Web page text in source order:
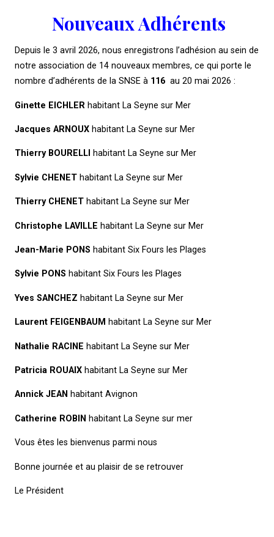
Nouveaux Adhérents
Depuis le 3 avril 2026, nous enregistrons l’adhésion au sein de
notre association de 14 nouveaux membres, ce qui porte le
nombre d’adhérents de la SNSE à 116 au 20 mai 2026 :
Ginette EICHLER habitant La Seyne sur Mer
Jacques ARNOUX habitant La Seyne sur Mer
Thierry BOURELLI habitant La Seyne sur Mer
Sylvie CHENET habitant La Seyne sur Mer
Thierry CHENET habitant La Seyne sur Mer
Christophe LAVILLE habitant La Seyne sur Mer
Jean-Marie PONS habitant Six Fours les Plages
Sylvie PONS habitant Six Fours les Plages
Yves SANCHEZ habitant La Seyne sur Mer
Laurent FEIGENBAUM habitant La Seyne sur Mer
Nathalie RACINE habitant La Seyne sur Mer
Patricia ROUAIX habitant La Seyne sur Mer
Annick JEAN habitant Avignon
Catherine ROBIN habitant La Seyne sur mer
Vous êtes les bienvenus parmi nous
Bonne journée et au plaisir de se retrouver
Le Président